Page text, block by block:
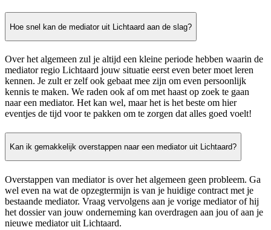
Hoe snel kan de mediator uit Lichtaard aan de slag?
Over het algemeen zul je altijd een kleine periode hebben waarin de
mediator regio Lichtaard jouw situatie eerst even beter moet leren
kennen. Je zult er zelf ook gebaat mee zijn om even persoonlijk
kennis te maken. We raden ook af om met haast op zoek te gaan
naar een mediator. Het kan wel, maar het is het beste om hier
eventjes de tijd voor te pakken om te zorgen dat alles goed voelt!
Kan ik gemakkelijk overstappen naar een mediator uit Lichtaard?
Overstappen van mediator is over het algemeen geen probleem. Ga
wel even na wat de opzegtermijn is van je huidige contract met je
bestaande mediator. Vraag vervolgens aan je vorige mediator of hij
het dossier van jouw onderneming kan overdragen aan jou of aan je
nieuwe mediator uit Lichtaard.